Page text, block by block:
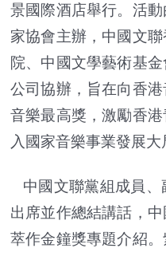
景國際酒店舉行。活
家協會主辦，中國文
院、中國文學藝術基
公司協辦，旨在向香
音樂最高獎，激勵香
入國家音樂事業發展大
中國文聯黨組成員、
出席並作總結講話，
萃作金鐘獎專題介紹